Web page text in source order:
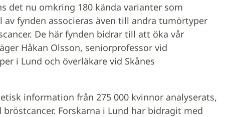
det nu omkring 180 kända varianter som
av fynden associeras även till andra tumörtyper
De här fynden bidrar till att öka vår
Håkan Olsson, seniorprofessor vid
i Lund och överläkare vid Skånes
information från 275 000 kvinnor analyserats,
Forskarna i Lund har bidragit med